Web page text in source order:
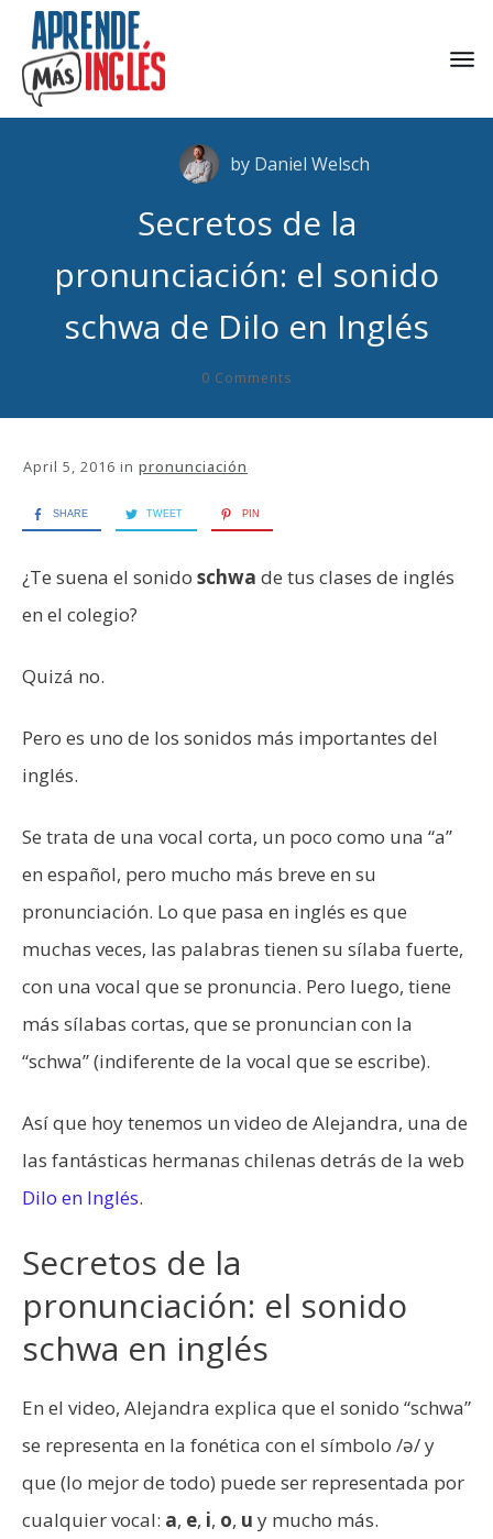
by Daniel Welsch
Secretos de la
pronunciación: el sonido
schwa de Dilo en Inglés
0 Comments
April 5, 2016 in pronunciación
SHARE TWEET PIN
¿Te suena el sonido schwa de tus clases de inglés
en el colegio?
Quizá no.
Pero es uno de los sonidos más importantes del
inglés.
Se trata de una vocal corta, un poco como una “a”
en español, pero mucho más breve en su
pronunciación. Lo que pasa en inglés es que
muchas veces, las palabras tienen su sílaba fuerte,
con una vocal que se pronuncia. Pero luego, tiene
más sílabas cortas, que se pronuncian con la
“schwa” (indiferente de la vocal que se escribe).
Así que hoy tenemos un video de Alejandra, una de
las fantásticas hermanas chilenas detrás de la web
Dilo en Inglés.
Secretos de la
pronunciación: el sonido
schwa en inglés
En el video, Alejandra explica que el sonido “schwa”
se representa en la fonética con el símbolo /ə/ y
que (lo mejor de todo) puede ser representada por
cualquier vocal: a, e, i, o, u y mucho más.